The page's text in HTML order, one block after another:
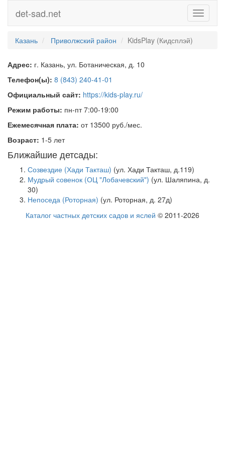
Toggle
det-sad.net
Казань Приволжский район KidsPlay (Кидсплэй)
Адрес: г. Казань, ул. Ботаническая, д. 10
Телефон(ы): 8 (843) 240-41-01
Официальный сайт: https://kids-play.ru/
Режим работы: пн-пт 7:00-19:00
Ежемесячная плата: от 13500 руб./мес.
Возраст: 1-5 лет
Ближайшие детсады:
Созвездие (Хади Такташ) (ул. Хади Такташ, д.119)
Мудрый совенок (ОЦ "Лобачевский") (ул. Шаляпина, д.
30)
Непоседа (Роторная) (ул. Роторная, д. 27д)
Каталог частных детских садов и яслей © 2011-2026